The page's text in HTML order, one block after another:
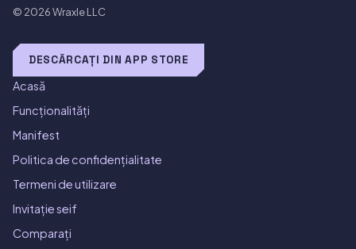
© 2026Wraxle LLC
DESCĂRCAȚI DIN APP STORE
Acasă
Funcționalități
Manifest
Politica de confidențialitate
Termeni de utilizare
Invitație seif
Comparați